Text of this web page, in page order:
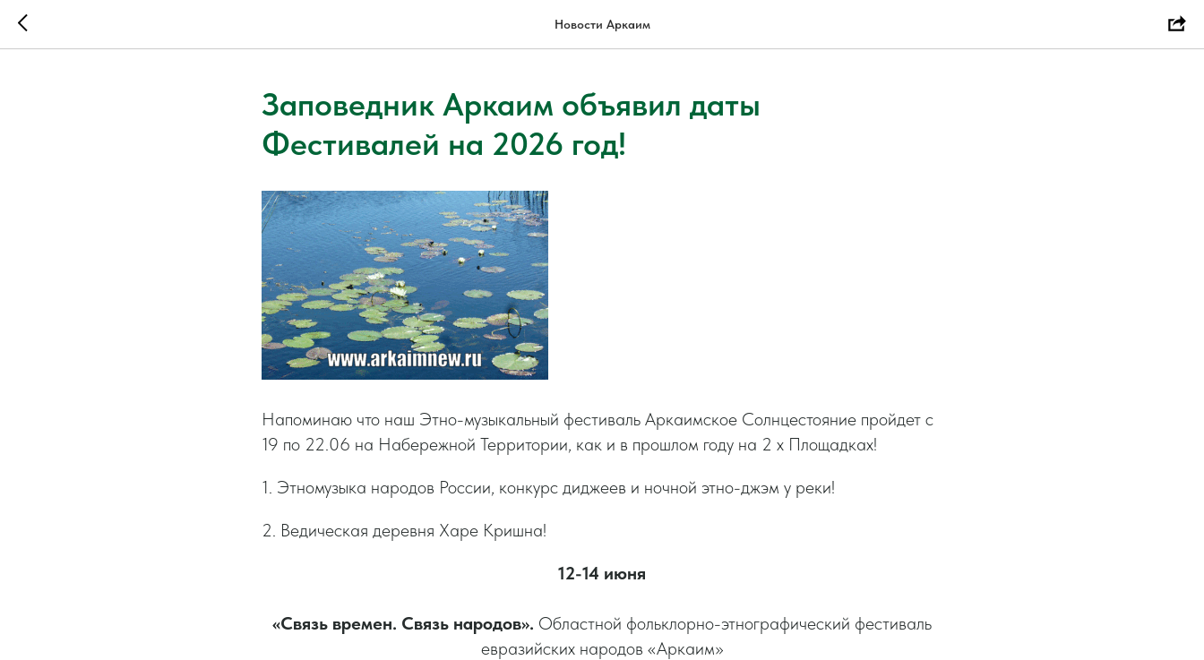
Новости Аркаим
Заповедник Аркаим объявил даты
Фестивалей на 2026 год!
Напоминаю что наш Этно-музыкальный фестиваль Аркаимское Солнцестояние пройдет с
19 по 22.06 на Набережной Территории, как и в прошлом году на 2 х Площадках!
1. Этномузыка народов России, конкурс диджеев и ночной этно-джэм у реки!
2. Ведическая деревня Харе Кришна!
12-14 июня
«Связь времен. Связь народов». Областной фольклорно-этнографический фестиваль
евразийских народов «Аркаим»